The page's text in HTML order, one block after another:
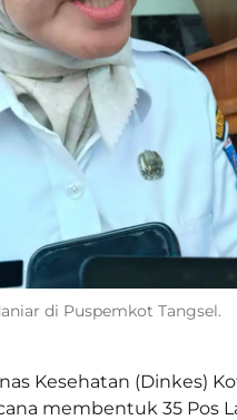
di Puspemkot Tangsel.
Kesehatan (Dinkes)
membentuk 35 Pos